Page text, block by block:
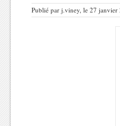
Publié par j.viney, le 27